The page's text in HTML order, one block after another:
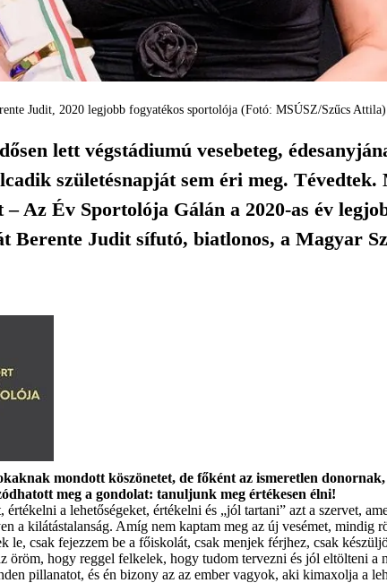
Judit, 2020 legjobb fogyatékos sportolója (Fotó: MSÚSZ/Szűcs Attila)
lett végstádiumú vesebeteg,
születésnapját sem éri meg.
Az Év Sportolója Gálán a 2020-as év
Berente Judit sífutó, biatlonos, a Magyar
mondott köszönetet, de főként az ismeretlen
meg a gondolat: tanuljunk meg értékesen élni!
a lehetőségeket, értékelni és „jól tartani” azt a szervet,
a kilátástalanság. Amíg nem kaptam meg az új vesémet, mindig
le, csak fejezzem be a főiskolát, csak menjek férjhez, csak
öröm, hogy reggel felkelek, hogy tudom tervezni és jól eltölteni a
pillanatot, és én bizony az az ember vagyok, aki kimaxolja a